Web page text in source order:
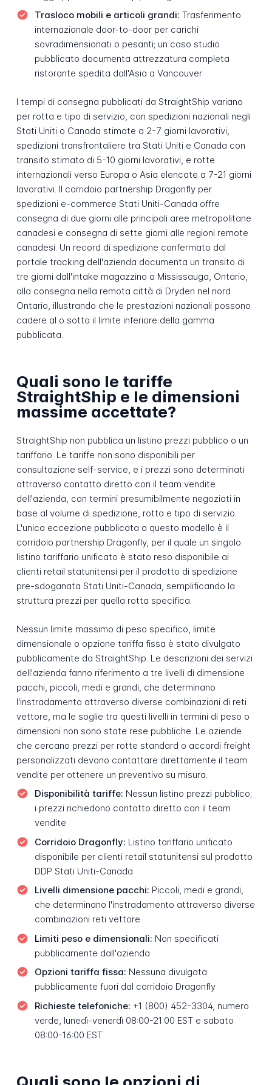
Trasloco mobili e articoli grandi: Trasferimento
internazionale door-to-door per carichi
sovradimensionati o pesanti; un caso studio
pubblicato documenta attrezzatura completa
ristorante spedita dall'Asia a Vancouver
I tempi di consegna pubblicati da StraightShip variano
per rotta e tipo di servizio, con spedizioni nazionali negli
Stati Uniti o Canada stimate a 2-7 giorni lavorativi,
spedizioni transfrontaliere tra Stati Uniti e Canada con
transito stimato di 5-10 giorni lavorativi, e rotte
internazionali verso Europa o Asia elencate a 7-21 giorni
lavorativi. Il corridoio partnership Dragonfly per
spedizioni e-commerce Stati Uniti-Canada offre
consegna di due giorni alle principali aree metropolitane
canadesi e consegna di sette giorni alle regioni remote
canadesi. Un record di spedizione confermato dal
portale tracking dell'azienda documenta un transito di
tre giorni dall'intake magazzino a Mississauga, Ontario,
alla consegna nella remota città di Dryden nel nord
Ontario, illustrando che le prestazioni nazionali possono
cadere al o sotto il limite inferiore della gamma
pubblicata.
Quali sono le tariffe
StraightShip e le dimensioni
massime accettate?
StraightShip non pubblica un listino prezzi pubblico o un
tariffario. Le tariffe non sono disponibili per
consultazione self-service, e i prezzi sono determinati
attraverso contatto diretto con il team vendite
dell'azienda, con termini presumibilmente negoziati in
base al volume di spedizione, rotta e tipo di servizio.
L'unica eccezione pubblicata a questo modello è il
corridoio partnership Dragonfly, per il quale un singolo
listino tariffario unificato è stato reso disponibile ai
clienti retail statunitensi per il prodotto di spedizione
pre-sdoganata Stati Uniti-Canada, semplificando la
struttura prezzi per quella rotta specifica.
Nessun limite massimo di peso specifico, limite
dimensionale o opzione tariffa fissa è stato divulgato
pubblicamente da StraightShip. Le descrizioni dei servizi
dell'azienda fanno riferimento a tre livelli di dimensione
pacchi, piccoli, medi e grandi, che determinano
l'instradamento attraverso diverse combinazioni di reti
vettore, ma le soglie tra questi livelli in termini di peso o
dimensioni non sono state rese pubbliche. Le aziende
che cercano prezzi per rotte standard o accordi freight
personalizzati devono contattare direttamente il team
vendite per ottenere un preventivo su misura.
Disponibilità tariffe: Nessun listino prezzi pubblico;
i prezzi richiedono contatto diretto con il team
vendite
Corridoio Dragonfly: Listino tariffario unificato
disponibile per clienti retail statunitensi sul prodotto
DDP Stati Uniti-Canada
Livelli dimensione pacchi: Piccoli, medi e grandi,
che determinano l'instradamento attraverso diverse
combinazioni reti vettore
Limiti peso e dimensionali: Non specificati
pubblicamente dall'azienda
Opzioni tariffa fissa: Nessuna divulgata
pubblicamente fuori dal corridoio Dragonfly
Richieste telefoniche: +1 (800) 452-3304, numero
verde, lunedì-venerdì 08:00-21:00 EST e sabato
08:00-16:00 EST